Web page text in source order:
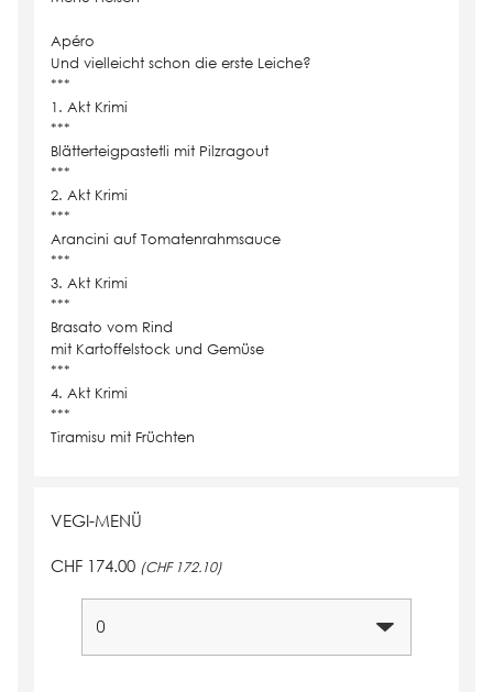
Apéro
Und vielleicht schon die erste Leiche?
***
1. Akt Krimi
***
Blätterteigpastetli mit Pilzragout
***
2. Akt Krimi
***
Arancini auf Tomatenrahmsauce
***
3. Akt Krimi
***
Brasato vom Rind
mit Kartoffelstock und Gemüse
***
4. Akt Krimi
***
Tiramisu mit Früchten
VEGI-MENÜ
CHF 174.00 (CHF 172.10)